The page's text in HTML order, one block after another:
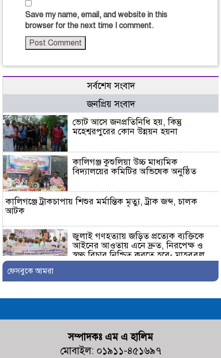
Save my name, email, and website in this
browser for the next time I comment.
সর্বশেষ সংবাদ
জনপ্রিয় সংবাদ
ভোট আসে জনপ্রতিনিধি হয়, কিন্তু
মহেশ্বরপুরের কোন উন্নয়ন হয়না
কালিগঞ্জ কুশুলিয়া উচ্চ মাধ্যমিক
বিদ্যালয়ের কমিটির অভিষেক অনুষ্ঠিত
কালিগঞ্জে ট্রাকচাপায় শিশুর মর্মান্তিক মৃত্যু, ট্রাক জব্দ, চালক
আটক
জুলাই গণহত্যায় জড়িত প্রত্যেক ব্যক্তিকে
আইনের আওতায় এনে দ্রুত, নিরপেক্ষ ও
স্বচ্ছ বিচার নিশ্চিত করতে হবে- মাহবুবুল
আলম
গনঅভ্যুত্থান উপলক্ষে র‍্যালি ও আলোচনা
দেবহাটায় জুলাই গনঅভ্যুত্থান দিবস
উপলক্ষে আলোচনা সভা
ফেসবুকে আমরা
সম্পাদকঃ এম এ হালিম
মোবাইল: ০১৯১১-৪৫১৬৯৭